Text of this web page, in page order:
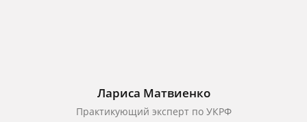
Лариса Матвиенко
Практикующий эксперт по УКРФ